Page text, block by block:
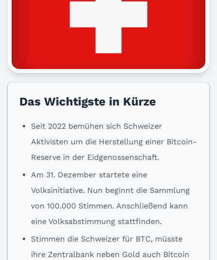
Das Wichtigste in Kürze
Seit 2022 bemühen sich Schweizer
Aktivisten um die Herstellung einer Bitcoin-
Reserve in der Eidgenossenschaft.
Am 31. Dezember startete eine
Volksinitiative. Nun beginnt die Sammlung
von 100.000 Stimmen. Anschließend kann
eine Volksabstimmung stattfinden.
Stimmen die Schweizer für BTC, müsste
ihre Zentralbank neben Gold auch Bitcoin